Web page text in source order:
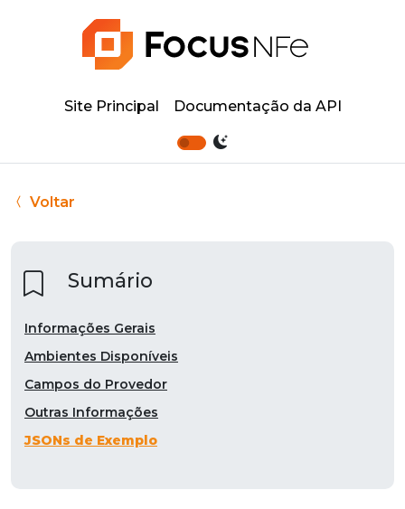
Site Principal Documentação da API
Voltar
Sumário
Informações Gerais
Ambientes Disponíveis
Campos do Provedor
Outras Informações
JSONs de Exemplo